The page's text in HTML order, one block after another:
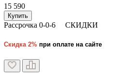
15 590
Купить
Рассрочка 0-0-6 СКИДКИ
Скидка 2% при оплате на сайте